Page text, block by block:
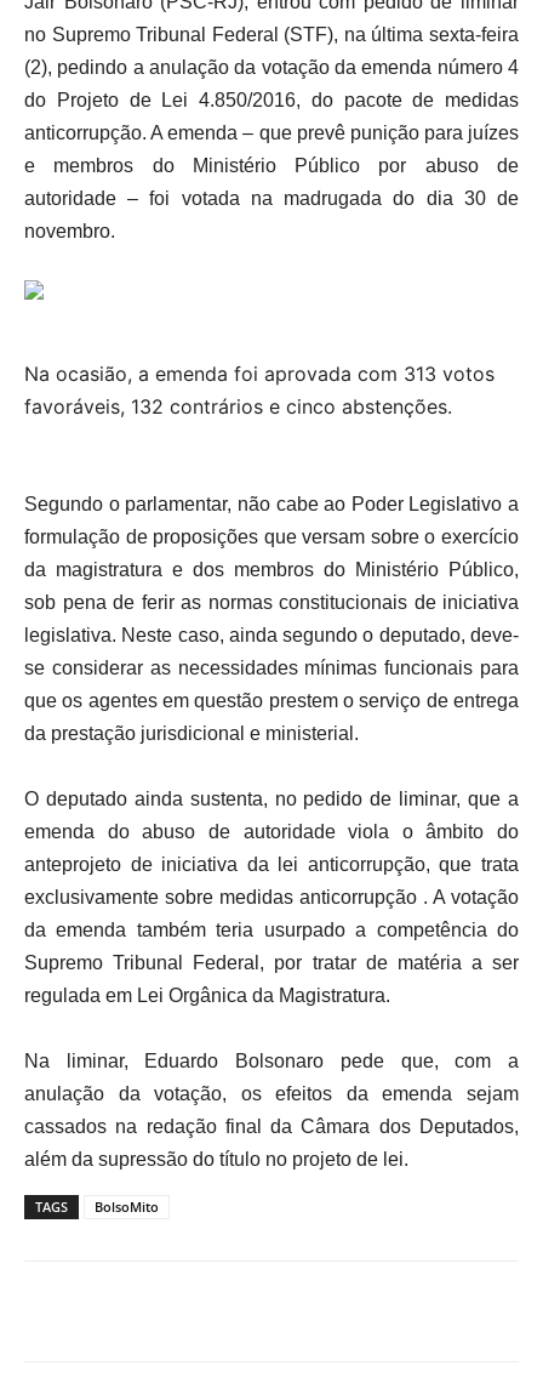
no Supremo Tribunal Federal (STF), na última sexta-feira
(2), pedindo a anulação da votação da emenda número 4
do Projeto de Lei 4.850/2016, do pacote de medidas
anticorrupção. A emenda – que prevê punição para juízes
e membros do Ministério Público por abuso de
autoridade – foi votada na madrugada do dia 30 de
novembro.
Na ocasião, a emenda foi aprovada com 313 votos
favoráveis, 132 contrários e cinco abstenções.
Segundo o parlamentar, não cabe ao Poder Legislativo a
formulação de proposições que versam sobre o exercício
da magistratura e dos membros do Ministério Público,
sob pena de ferir as normas constitucionais de iniciativa
legislativa. Neste caso, ainda segundo o deputado, deve-
se considerar as necessidades mínimas funcionais para
que os agentes em questão prestem o serviço de entrega
da prestação jurisdicional e ministerial.
O deputado ainda sustenta, no pedido de liminar, que a
emenda do abuso de autoridade viola o âmbito do
anteprojeto de iniciativa da lei anticorrupção, que trata
exclusivamente sobre medidas anticorrupção . A votação
da emenda também teria usurpado a competência do
Supremo Tribunal Federal, por tratar de matéria a ser
regulada em Lei Orgânica da Magistratura.
Na liminar, Eduardo Bolsonaro pede que, com a
anulação da votação, os efeitos da emenda sejam
cassados na redação final da Câmara dos Deputados,
além da supressão do título no projeto de lei.
TAGS BolsoMito